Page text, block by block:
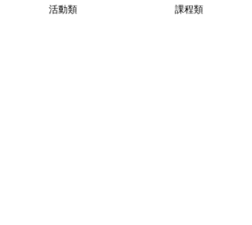
4/12 (三)受洗轉會班
活動類 課程類